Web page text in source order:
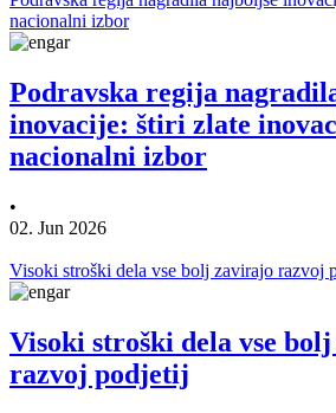
nacionalni izbor
Podravska regija
inovacije: štiri zlate
nacionalni izbor
•
02. Jun 2026
Visoki stroški dela vse bolj zavirajo razvoj
Visoki stroški dela vse
razvoj podjetij